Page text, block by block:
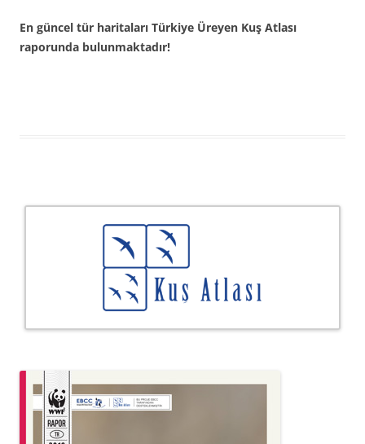
En güncel tür haritaları Türkiye Üreyen Kuş Atlası
raporunda bulunmaktadır!